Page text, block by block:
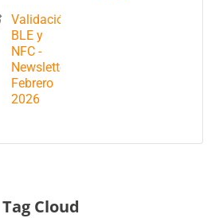
Validación
BLE y
NFC -
Newsletter
Febrero
2026
Tag Cloud